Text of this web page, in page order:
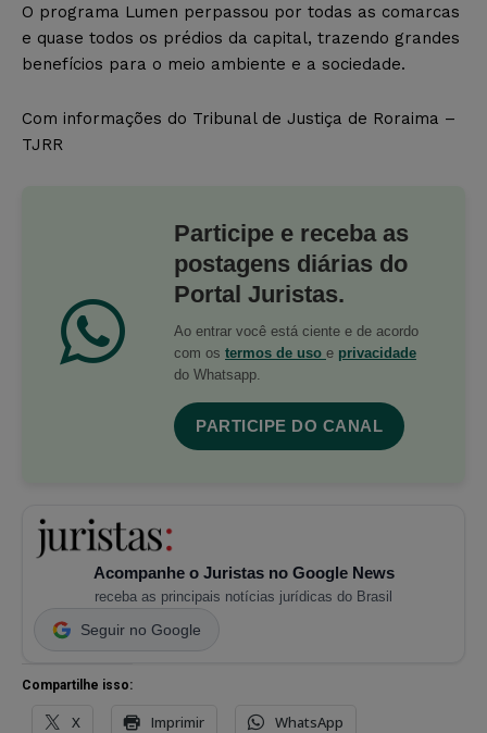
O programa Lumen perpassou por todas as comarcas
e quase todos os prédios da capital, trazendo grandes
benefícios para o meio ambiente e a sociedade.
Com informações do Tribunal de Justiça de Roraima –
TJRR
Participe e receba as
postagens diárias do
Portal Juristas.
Ao entrar você está ciente e de acordo
com os termos de uso e privacidade
do Whatsapp.
PARTICIPE DO CANAL
Acompanhe o Juristas no Google News
receba as principais notícias jurídicas do Brasil
Seguir no Google
Compartilhe isso:
X Imprimir WhatsApp